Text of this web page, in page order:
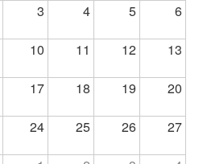
3 4 5 6
10 11 12 13
17 18 19 20
24 25 26 27